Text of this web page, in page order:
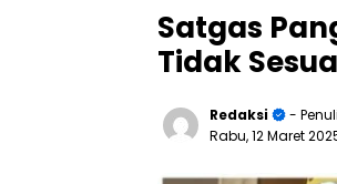
Satgas
Tidak
Redaksi
-
Rabu, 12 Maret